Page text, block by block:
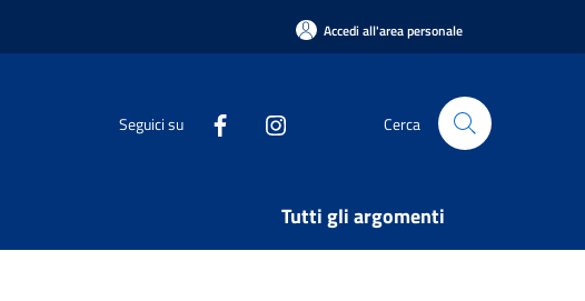
Accedi all'area personale
Seguici su Cerca
Tutti gli argomenti